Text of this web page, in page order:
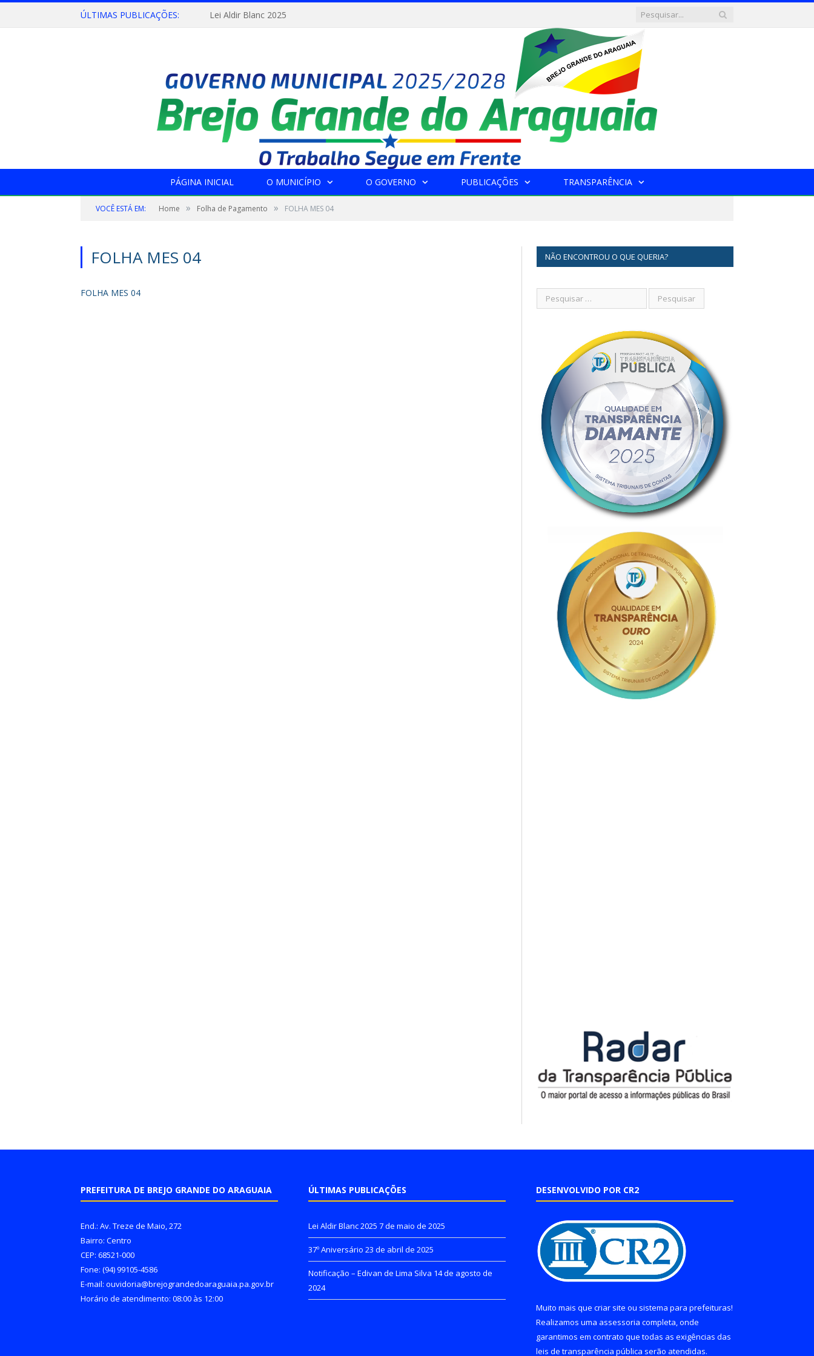
ÚLTIMAS PUBLICAÇÕES: Lei Aldir Blanc 2025
PÁGINA INICIAL O MUNICÍPIO O GOVERNO PUBLICAÇÕES TRANSPARÊNCIA
VOCÊ ESTÁ EM: Home » Folha de Pagamento » FOLHA MES 04
FOLHA MES 04
FOLHA MES 04
NÃO ENCONTROU O QUE QUERIA?
PREFEITURA DE BREJO GRANDE DO ARAGUAIA
End.: Av. Treze de Maio, 272
Bairro: Centro
CEP: 68521-000
Fone: (94) 99105-4586
E-mail: ouvidoria@brejograndedoaraguaia.pa.gov.br
Horário de atendimento: 08:00 às 12:00
ÚLTIMAS PUBLICAÇÕES
Lei Aldir Blanc 2025 7 de maio de 2025
37º Aniversário 23 de abril de 2025
Notificação – Edivan de Lima Silva 14 de agosto de
2024
DESENVOLVIDO POR CR2
Muito mais que criar site ou sistema para prefeituras!
Realizamos uma assessoria completa, onde
garantimos em contrato que todas as exigências das
leis de transparência pública serão atendidas.